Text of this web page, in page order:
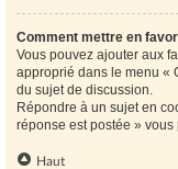
Comment mettre en
Vous pouvez ajouter aux
approprié dans le menu «
du sujet de discussion.
Répondre à un sujet en
réponse est postée »
Haut